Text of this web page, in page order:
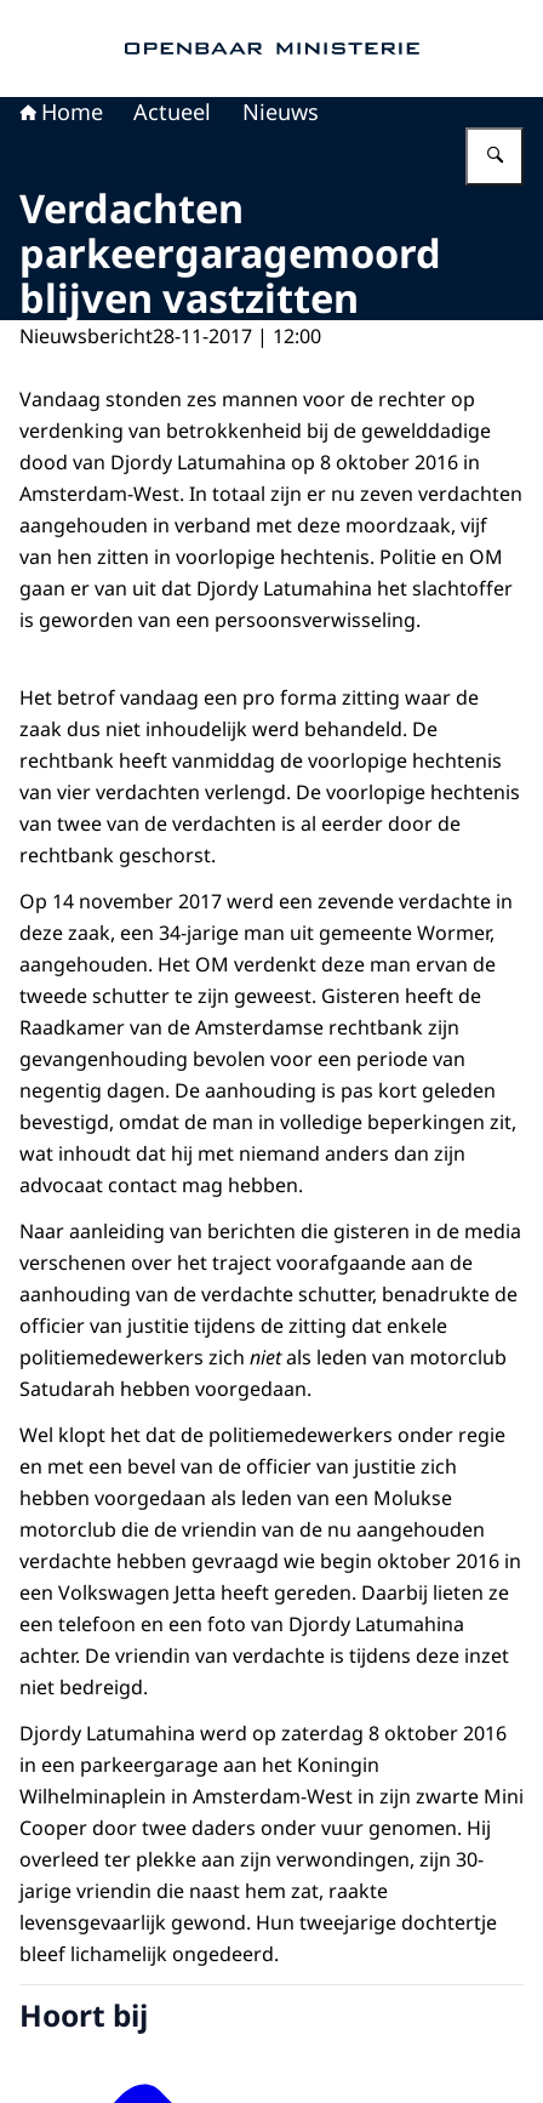
Home Actueel Nieuws
Verdachten
parkeergaragemoord
blijven vastzitten
Nieuwsbericht28-11-2017 | 12:00
Vandaag stonden zes mannen voor de rechter op
verdenking van betrokkenheid bij de gewelddadige
dood van Djordy Latumahina op 8 oktober 2016 in
Amsterdam-West. In totaal zijn er nu zeven verdachten
aangehouden in verband met deze moordzaak, vijf
van hen zitten in voorlopige hechtenis. Politie en OM
gaan er van uit dat Djordy Latumahina het slachtoffer
is geworden van een persoonsverwisseling.
Het betrof vandaag een pro forma zitting waar de
zaak dus niet inhoudelijk werd behandeld. De
rechtbank heeft vanmiddag de voorlopige hechtenis
van vier verdachten verlengd. De voorlopige hechtenis
van twee van de verdachten is al eerder door de
rechtbank geschorst.
Op 14 november 2017 werd een zevende verdachte in
deze zaak, een 34-jarige man uit gemeente Wormer,
aangehouden. Het OM verdenkt deze man ervan de
tweede schutter te zijn geweest. Gisteren heeft de
Raadkamer van de Amsterdamse rechtbank zijn
gevangenhouding bevolen voor een periode van
negentig dagen. De aanhouding is pas kort geleden
bevestigd, omdat de man in volledige beperkingen zit,
wat inhoudt dat hij met niemand anders dan zijn
advocaat contact mag hebben.
Naar aanleiding van berichten die gisteren in de media
verschenen over het traject voorafgaande aan de
aanhouding van de verdachte schutter, benadrukte de
officier van justitie tijdens de zitting dat enkele
politiemedewerkers zich nietals leden van motorclub
Satudarah hebben voorgedaan.
Wel klopt het dat de politiemedewerkers onder regie
en met een bevel van de officier van justitie zich
hebben voorgedaan als leden van een Molukse
motorclub die de vriendin van de nu aangehouden
verdachte hebben gevraagd wie begin oktober 2016 in
een Volkswagen Jetta heeft gereden. Daarbij lieten ze
een telefoon en een foto van Djordy Latumahina
achter. De vriendin van verdachte is tijdens deze inzet
niet bedreigd.
Djordy Latumahina werd op zaterdag 8 oktober 2016
in een parkeergarage aan het Koningin
Wilhelminaplein in Amsterdam-West in zijn zwarte Mini
Cooper door twee daders onder vuur genomen. Hij
overleed ter plekke aan zijn verwondingen, zijn 30-
jarige vriendin die naast hem zat, raakte
levensgevaarlijk gewond. Hun tweejarige dochtertje
bleef lichamelijk ongedeerd.
Hoort bij